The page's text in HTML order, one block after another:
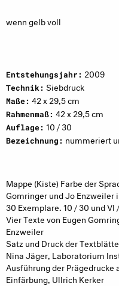
wenn gelb voll
Entstehungsjahr: 2009
Technik: Siebdruck
Maße: 42 x 29,5 cm
Rahmenmaß: 42 x 29,5 cm
Auflage: 10 / 30
Bezeichnung: nummeriert
Mappe (Kiste) Farbe der
Gomringer und Jo
30 Exemplare. 10 / 30 und VI
Vier Texte von Eugen
Enzweiler
Satz und Druck der
Nina Jäger, Laboratorium
Ausführung der
Einfärbung, Ullrich Kerker